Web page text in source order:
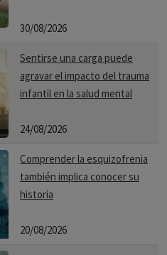
REDES Y PSIQUIATRÍA
30/08/2026
Sentirse una carga puede
agravar el impacto del trauma
infantil en la salud mental
24/08/2026
Comprender la esquizofrenia
también implica conocer su
historia
20/08/2026